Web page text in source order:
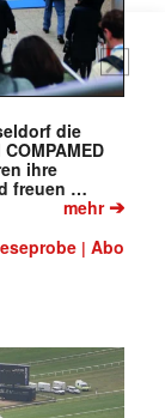
die
ihre
freuen …
mehr➔
|Abo